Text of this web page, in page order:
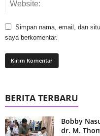
Simpan nama, email, dan
saya berkomentar.
BERITA TERBARU
Bobby
dr. M.